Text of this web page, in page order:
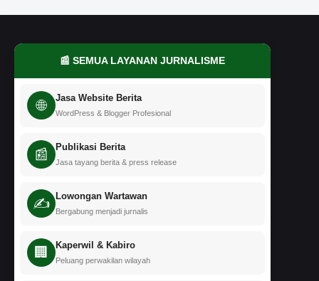
📰 SEMUA LAYANAN JURNALISME
🌐 Jasa Website Berita
WordPress & Blogger Profesional
📰 Publikasi Berita
Jasa tayang berita & press release
✍️ Lowongan Wartawan
Bergabung menjadi jurnalis
🏢 Kaperwil & Kabiro
Peluang perwakilan wilayah